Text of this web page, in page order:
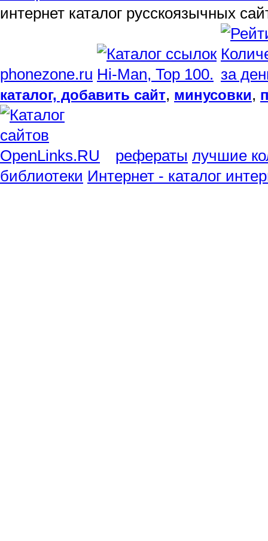
интернет каталог русскоязычных
phonezone.ru
каталог, добавить сайт, минусовки,
рефераты лучшие
библиотеки Интернет - каталог